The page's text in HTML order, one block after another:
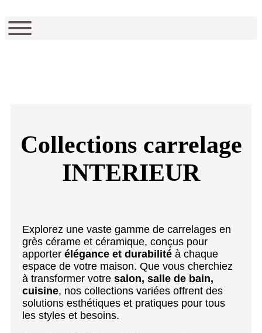
Collections carrelage
INTERIEUR
Explorez une vaste gamme de carrelages en
grès cérame et céramique, conçus pour
apporter élégance et durabilité à chaque
espace de votre maison. Que vous cherchiez
à transformer votre salon, salle de bain,
cuisine, nos collections variées offrent des
solutions esthétiques et pratiques pour tous
les styles et besoins.